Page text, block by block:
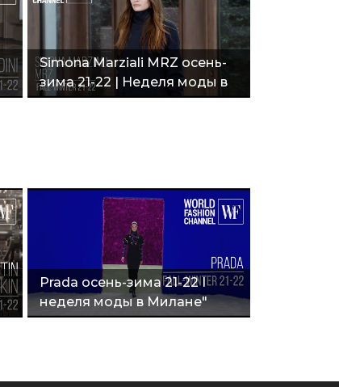
Simona Marziali MRZ осень-
зима 21-22 | Неделя моды в
Милане"
Prada осень-зима 21-22 I
неделя моды в Милане"